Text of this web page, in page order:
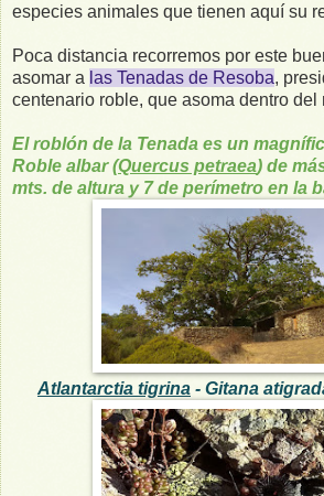
especies animales que tienen aquí su
Poca distancia recorremos por este
asomar a las Tenadas de Resoba,
centenario roble, que asoma dentro del
El roblón de la Tenada es un
Roble albar (Quercus petraea) de
mts. de altura y 7 de perímetro en la
Atlantarctia tigrina - Gitana